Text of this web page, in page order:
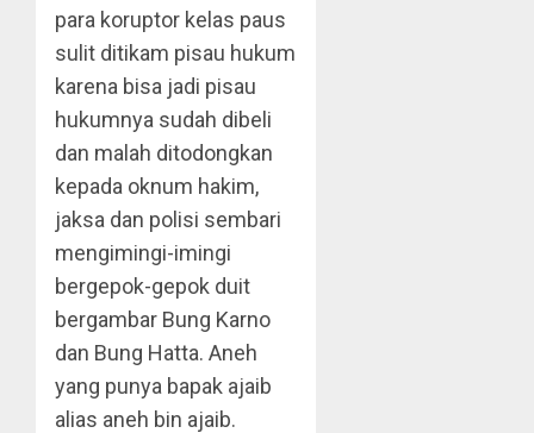
para koruptor kelas paus
sulit ditikam pisau hukum
karena bisa jadi pisau
hukumnya sudah dibeli
dan malah ditodongkan
kepada oknum hakim,
jaksa dan polisi sembari
mengimingi-imingi
bergepok-gepok duit
bergambar Bung Karno
dan Bung Hatta. Aneh
yang punya bapak ajaib
alias aneh bin ajaib.